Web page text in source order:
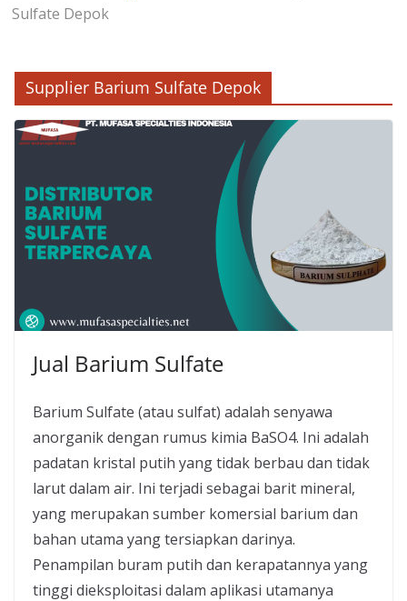
Sulfate Depok
Supplier Barium Sulfate Depok
Jual Barium Sulfate
Barium Sulfate (atau sulfat) adalah senyawa
anorganik dengan rumus kimia BaSO4. Ini adalah
padatan kristal putih yang tidak berbau dan tidak
larut dalam air. Ini terjadi sebagai barit mineral,
yang merupakan sumber komersial barium dan
bahan utama yang tersiapkan darinya.
Penampilan buram putih dan kerapatannya yang
tinggi dieksploitasi dalam aplikasi utamanya